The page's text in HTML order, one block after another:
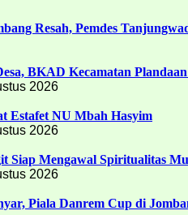
Resah, Pemdes
BKAD Kecamatan
2026
Estafet NU Mbah Hasyim
2026
Siap Mengawal Spiritualitas
2026
Piala Danrem Cup di